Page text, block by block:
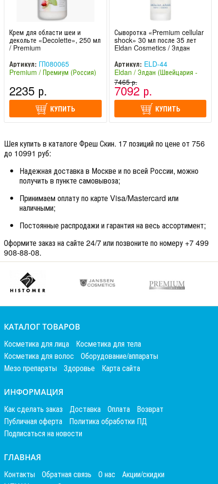
Крем для области шеи и
декольте «Decolette», 250 мл
/ Premium
Артикул: ГП080065
Premium / Премиум (Россия)
2235 р.
КУПИТЬ
Сыворотка «Premium cellular
shock» 30 мл после 35 лет
Eldan Cosmetics / Элдан
Артикул: ELD-44
Eldan / Элдан (Швейцария -
Италия)
7465 р.
7092 р.
КУПИТЬ
Шея купить в каталоге Фреш Скин. 17 позиций по цене от 756
до 10991 руб:
Надежная доставка в Москве и по всей России, можно
получить в пункте самовывоза;
Принимаем оплату по карте Visa/Mastercard или
наличными;
Постоянные распродажи и гарантия на весь ассортимент;
Оформите заказ на сайте 24/7 или позвоните по номеру +7 499
908-88-08.
КАТАЛОГ ТОВАРОВ
Косметика для лица
Косметика для тела
Косметика для волос
Оборудование/аппараты
Мезо препараты
Здоровье Карта сайта
ИНФОРМАЦИЯ
Как сделать заказ Доставка Оплата
Возврат
Публичная оферта
Политика обработки ПД
Подписаться на новости
ГЛАВНАЯ
Контакты Обратная связь О нас
Акции/скидки